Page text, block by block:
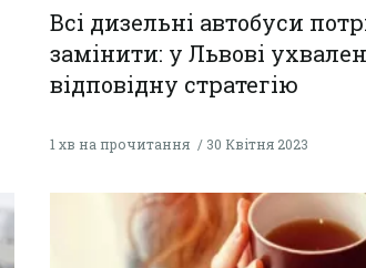
Всі дизельні автобуси
замінити: у Львові
відповідну стратегію
1 хв на прочитання 30 Квітня 2023